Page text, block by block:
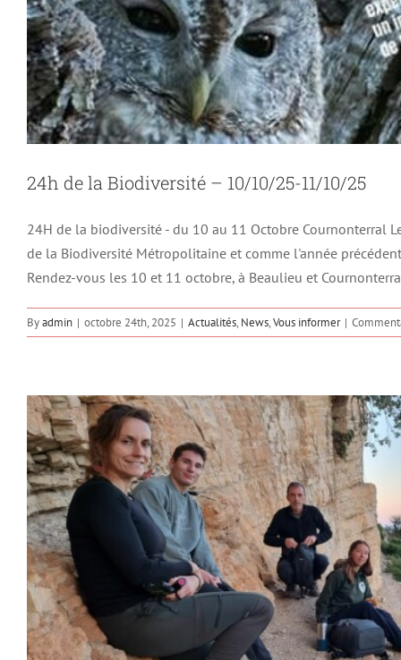
24h de la Biodiversité – 10/10/25-11/10/25
24H de la biodiversité - du 10 au 11 Octobre Cournonterral
de la Biodiversité Métropolitaine et comme l'année
Rendez-vous les 10 et 11 octobre, à Beaulieu et
Byadmin | octobre 24th, 2025 | Actualités, News,Vous informer |
Prospections Automnales –
Actualités Les